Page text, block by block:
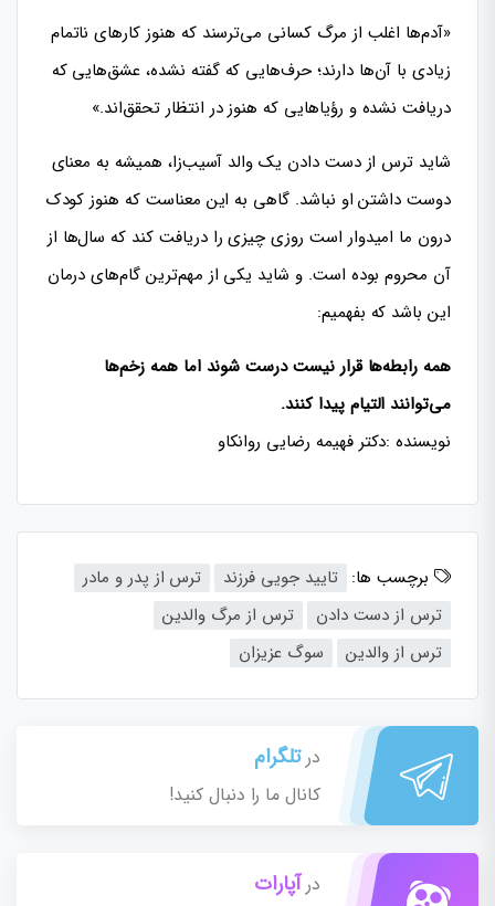
«آدم‌ها اغلب از مرگ کسانی می‌ترسند که هنوز کارهای ناتمام
زیادی با آن‌ها دارند؛ حرف‌هایی که گفته نشده، عشق‌هایی که
دریافت نشده و رؤیاهایی که هنوز در انتظار تحقق‌اند.»
شاید ترس از دست دادن یک والد آسیب‌زا، همیشه به معنای
دوست داشتن او نباشد. گاهی به این معناست که هنوز کودک
درون ما امیدوار است روزی چیزی را دریافت کند که سال‌ها از
آن محروم بوده است. و شاید یکی از مهم‌ترین گام‌های درمان
این باشد که بفهمیم:
همه رابطه‌ها قرار نیست درست شونداما همه زخم‌ها
می‌توانند التیام پیدا کنند.
نویسنده :دکتر فهیمه رضایی روانکاو
برچسب ها: تایید جویی فرزند
ترس از پدر و مادر
ترس از دست دادن
ترس از مرگ والدین
ترس از والدین
سوگ عزیزان
درتلگرام
کانال ما را دنبال کنید!
درآپارات